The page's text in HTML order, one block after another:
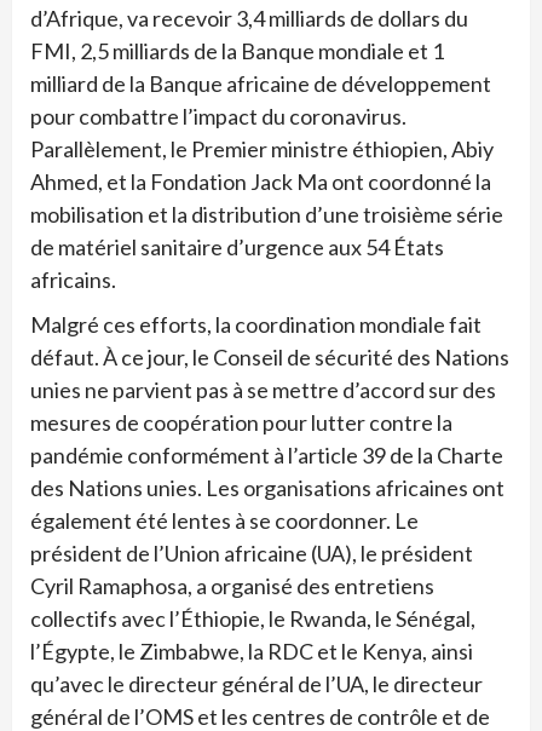
d’Afrique, va recevoir 3,4 milliards de dollars du
FMI, 2,5 milliards de la Banque mondiale et 1
milliard de la Banque africaine de développement
pour combattre l’impact du coronavirus.
Parallèlement, le Premier ministre éthiopien, Abiy
Ahmed, et la Fondation Jack Ma ont coordonné la
mobilisation et la distribution d’une troisième série
de matériel sanitaire d’urgence aux 54 États
africains.
Malgré ces efforts, la coordination mondiale fait
défaut. À ce jour, le Conseil de sécurité des Nations
unies ne parvient pas à se mettre d’accord sur des
mesures de coopération pour lutter contre la
pandémie conformément à l’article 39 de la Charte
des Nations unies. Les organisations africaines ont
également été lentes à se coordonner. Le
président de l’Union africaine (UA), le président
Cyril Ramaphosa, a organisé des entretiens
collectifs avec l’Éthiopie, le Rwanda, le Sénégal,
l’Égypte, le Zimbabwe, la RDC et le Kenya, ainsi
qu’avec le directeur général de l’UA, le directeur
général de l’OMS et les centres de contrôle et de